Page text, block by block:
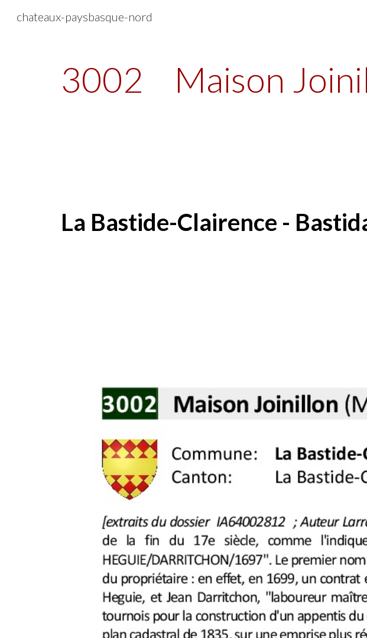
chateaux-paysbasque-nord
3002 Maison
La Bastide-Clairence -